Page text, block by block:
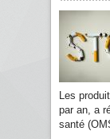
Les
par an, a
santé